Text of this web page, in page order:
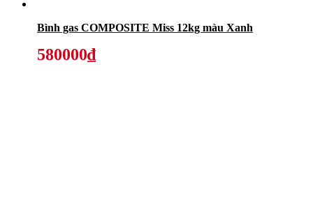
Bình gas COMPOSITE Miss 12kg màu Xanh
580000₫